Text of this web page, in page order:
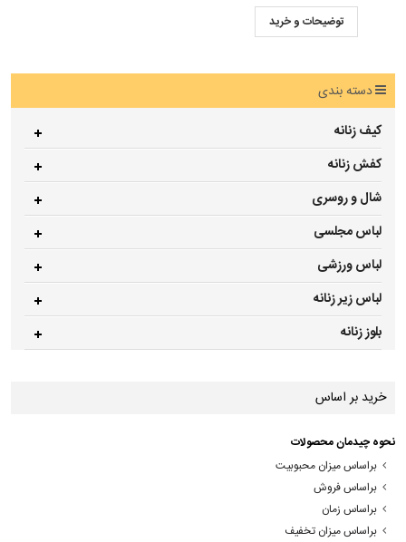
توضیحات و خرید
دسته بندی
کیف زنانه
کفش زنانه
شال و روسری
لباس مجلسی
لباس ورزشی
لباس زیر زنانه
بلوز زنانه
خرید بر اساس
نحوه چیدمان محصولات
براساس میزان محبوبیت
براساس فروش
براساس زمان
براساس میزان تخفیف